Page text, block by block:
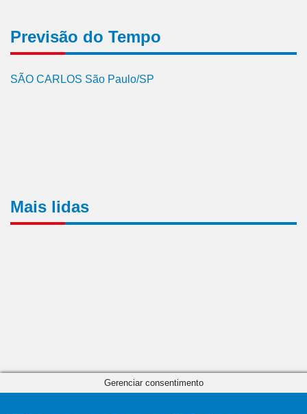
Previsão do Tempo
SÃO CARLOS São Paulo/SP
Mais lidas
Gerenciar consentimento